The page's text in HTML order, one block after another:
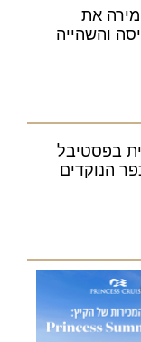
את
והשהייה
בפסטיבל
הנוקדים